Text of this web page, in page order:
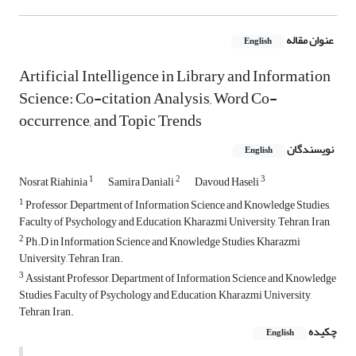
عنوان مقاله English
Artificial Intelligence in Library and Information
Science: Co-citation Analysis, Word Co-
occurrence, and Topic Trends
نویسندگان English
Nosrat Riahinia1 Samira Daniali2 Davoud Haseli3
1Professor, Department of Information Science and Knowledge Studies,
Faculty of Psychology and Education, Kharazmi University, Tehran, Iran,
2Ph.D in Information Science and Knowledge Studies, Kharazmi
University, Tehran, Iran.
3Assistant Professor, Department of Information Science and Knowledge
Studies, Faculty of Psychology and Education, Kharazmi University,
Tehran, Iran.
چکیده
English